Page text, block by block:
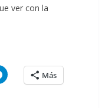
ver con la
Más